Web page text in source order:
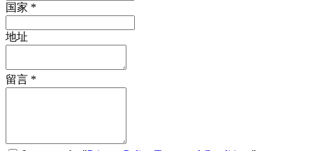
国家 *
地址
留言 *